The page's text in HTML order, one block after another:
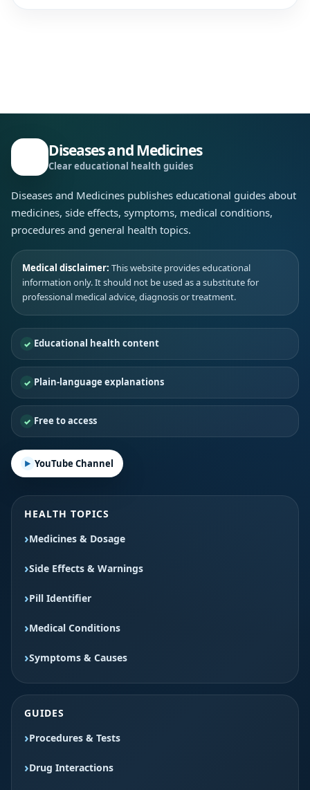
Diseases and Medicines
Clear educational health guides
Diseases and Medicines publishes educational guides about
medicines, side effects, symptoms, medical conditions,
procedures and general health topics.
Medical disclaimer: This website provides educational
information only. It should not be used as a substitute for
professional medical advice, diagnosis or treatment.
Educational health content
Plain-language explanations
Free to access
YouTube Channel
HEALTH TOPICS
Medicines & Dosage
Side Effects & Warnings
Pill Identifier
Medical Conditions
Symptoms & Causes
GUIDES
Procedures & Tests
Drug Interactions